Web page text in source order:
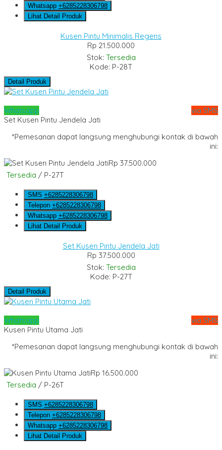
Whatsapp +6285228306798
Lihat Detail Produk
Kusen Pintu Minimalis Regens
Rp 21.500.000
Stok: Tersedia
Kode: P-28T
Detail Produk
Whatsapp
via SMS
Set Kusen Pintu Jendela Jati
*Pemesanan dapat langsung menghubungi kontak di bawah
ini:
Rp 37.500.000
Tersedia / P-27T
SMS +6285228306798
Telepon +6285228306798
Whatsapp +6285228306798
Lihat Detail Produk
Set Kusen Pintu Jendela Jati
Rp 37.500.000
Stok: Tersedia
Kode: P-27T
Detail Produk
Whatsapp
via SMS
Kusen Pintu Utama Jati
*Pemesanan dapat langsung menghubungi kontak di bawah
ini:
Rp 16.500.000
Tersedia / P-26T
SMS +6285228306798
Telepon +6285228306798
Whatsapp +6285228306798
Lihat Detail Produk